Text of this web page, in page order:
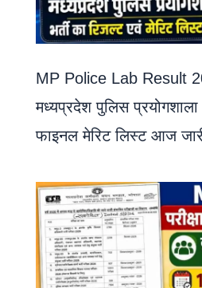
MP Police Lab Result
मध्यप्रदेश पुलिस
फाइनल मेरिट लिस्ट आज